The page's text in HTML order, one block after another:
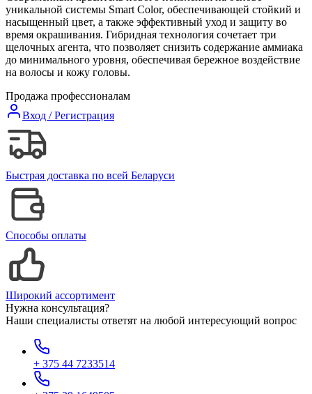
уникальной системы Smart Color, обеспечивающей стойкий и
насыщенный цвет, а также эффективный уход и защиту во
время окрашивания. Гибридная технология сочетает три
щелочных агента, что позволяет снизить содержание аммиака
до минимального уровня, обеспечивая бережное воздействие
на волосы и кожу головы.
Продажа профессионалам
Вход / Регистрация
Быстрая доставка по всей Беларуси
Способы оплаты
Широкий ассортимент
Нужна консультация?
Наши специалисты ответят на любой интересующий вопрос
+ 375 44 7233514